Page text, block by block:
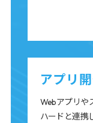
アプリ
Webアプリや
ハードと連携